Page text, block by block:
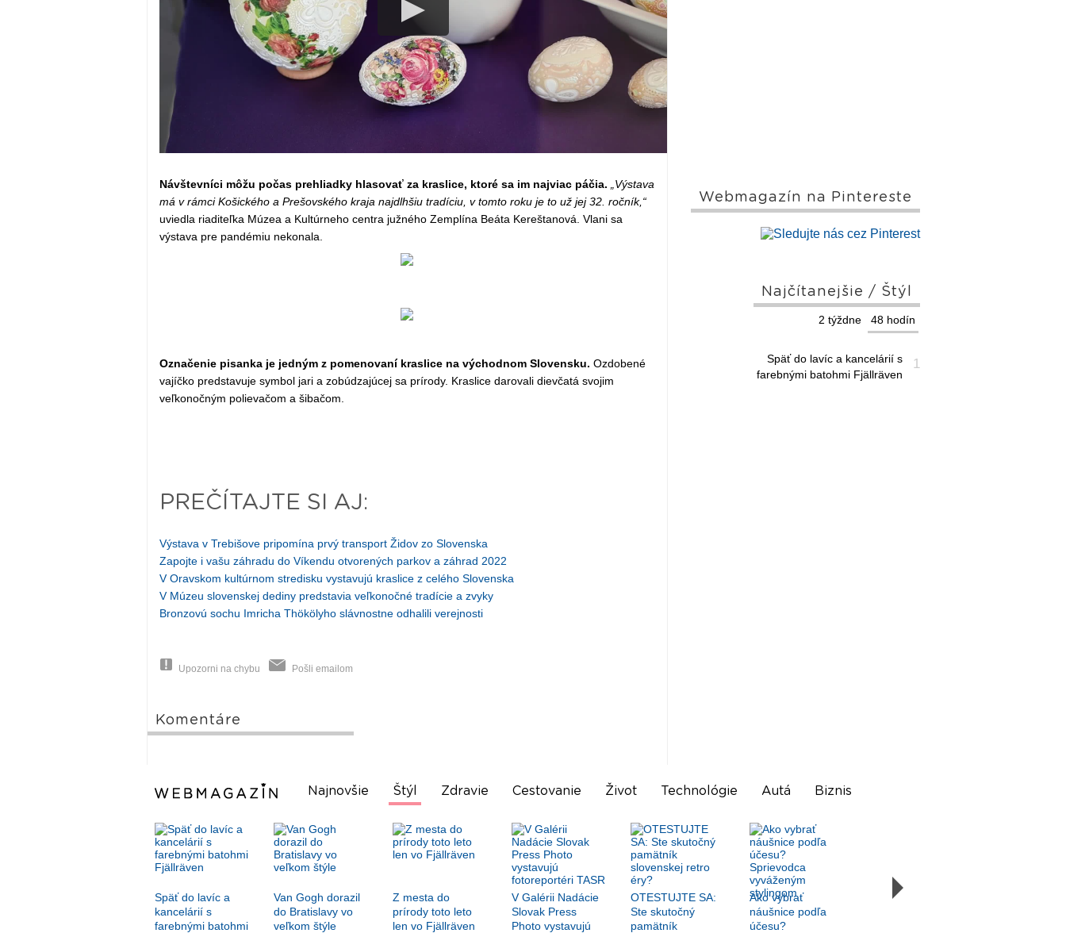
Návštevníci môžu počas prehliadky hlasovať za kraslice, ktoré sa im najviac páčia.
„Výstava
má v rámci Košického a Prešovského kraja najdlhšiu tradíciu, v tomto roku je to už jej 32. ročník,“
uviedla riaditeľka Múzea a Kultúrneho centra južného Zemplína Beáta Kereštanová. Vlani sa
výstava pre pandémiu nekonala.
Označenie pisanka je jedným z pomenovaní kraslice na východnom Slovensku. Ozdobené
vajíčko predstavuje symbol jari a zobúdzajúcej sa prírody. Kraslice darovali dievčatá svojim
veľkonočným polievačom a šibačom.
PREČÍTAJTE SI AJ:
Výstava v Trebišove pripomína prvý transport Židov zo Slovenska
Zapojte i vašu záhradu do Víkendu otvorených parkov a záhrad 2022
V Oravskom kultúrnom stredisku vystavujú kraslice z celého Slovenska
V Múzeu slovenskej dediny predstavia veľkonočné tradície a zvyky
Bronzovú sochu Imricha Thökölyho slávnostne odhalili verejnosti
Upozorni na chybu Pošli emailom
Komentáre
Webmagazín na Pintereste
Najčítanejšie / Štýl
48 hodín
2 týždne
1
Späť do lavíc a kancelárií s
farebnými batohmi Fjällräven
Najnovšie Štýl Zdravie Cestovanie Život Technológie Autá Biznis
Späť do lavíc a
kancelárií s
farebnými batohmi
Van Gogh dorazil
do Bratislavy vo
veľkom štýle
Z mesta do
prírody toto leto
len vo Fjällräven
V Galérii Nadácie
Slovak Press
Photo vystavujú
OTESTUJTE SA:
Ste skutočný
pamätník
Ako vybrať
náušnice podľa
účesu?